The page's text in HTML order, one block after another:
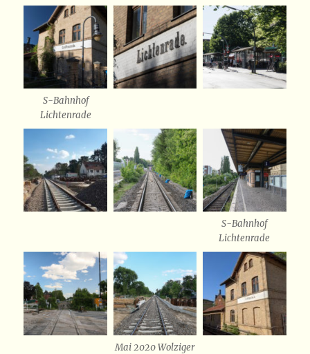
S-Bahnhof
Lichtenrade
S-Bahnhof
Lichtenrade
Mai 2020 Wolziger